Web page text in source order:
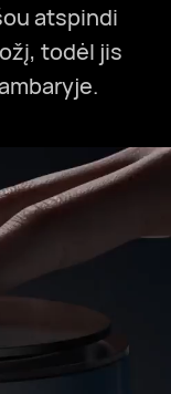
atspindi
todėl jis